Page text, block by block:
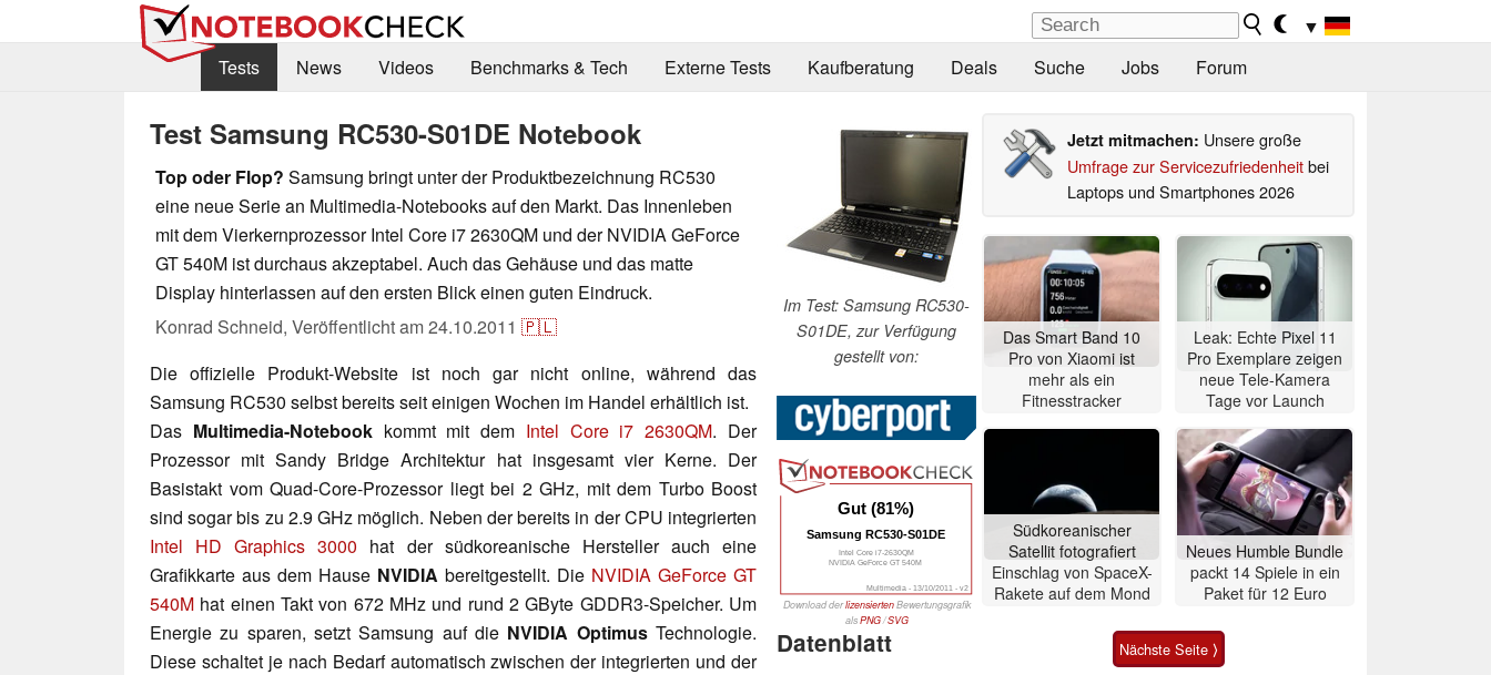
▼
Tests
News Videos Benchmarks & Tech Externe Tests Kaufberatung Deals Suche Jobs Forum
Test Samsung RC530-S01DE Notebook
Top oder Flop? Samsung bringt unter der Produktbezeichnung RC530
eine neue Serie an Multimedia-Notebooks auf den Markt. Das Innenleben
mit dem Vierkernprozessor Intel Core i7 2630QM und der NVIDIA GeForce
GT 540M ist durchaus akzeptabel. Auch das Gehäuse und das matte
Display hinterlassen auf den ersten Blick einen guten Eindruck.
Konrad Schneid, Veröffentlicht am24.10.2011 🇵🇱
Die offizielle Produkt-Website ist noch gar nicht online, während das
Samsung RC530 selbst bereits seit einigen Wochen im Handel erhältlich ist.
Das Multimedia-Notebookkommt mit dem Intel Core i7 2630QM. Der
Prozessor mit Sandy Bridge Architektur hat insgesamt vier Kerne. Der
Basistakt vom Quad-Core-Prozessor liegt bei 2 GHz, mit dem Turbo Boost
sind sogar bis zu 2.9 GHz möglich. Neben der bereits in der CPU integrierten
Intel HD Graphics 3000 hat der südkoreanische Hersteller auch eine
Grafikkarte aus dem Hause NVIDIA bereitgestellt. Die NVIDIA GeForce GT
540M hat einen Takt von 672 MHz und rund 2 GByte GDDR3-Speicher. Um
Energie zu sparen, setzt Samsung auf die NVIDIA OptimusTechnologie.
Diese schaltet je nach Bedarf automatisch zwischen der integrierten und der
Im Test: Samsung RC530-
S01DE, zur Verfügung
gestellt von:
Gut (81%)
Samsung RC530-S01DE
Intel Core i7-2630QM
NVIDIA GeForce GT 540M
Multimedia - 13/10/2011 - v2
Download derlizensiertenBewertungsgrafik
alsPNG/SVG
Datenblatt
Jetzt mitmachen: Unsere große
Umfrage zur Servicezufriedenheitbei
Laptops und Smartphones 2026
Das Smart Band 10
Pro von Xiaomi ist
mehr als ein
Fitnesstracker
Leak: Echte Pixel 11
Pro Exemplare zeigen
neue Tele-Kamera
Tage vor Launch
Südkoreanischer
Satellit fotografiert
Einschlag von SpaceX-
Rakete auf dem Mond
Neues Humble Bundle
packt 14 Spiele in ein
Paket für 12 Euro
Nächste Seite ⟩